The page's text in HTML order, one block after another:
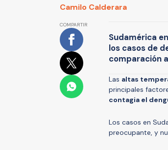
Camilo Calderara
COMPARTIR
Sudamérica
los casos de
comparación
Las altas
principales
contagia el
Los casos en
preocupante, y